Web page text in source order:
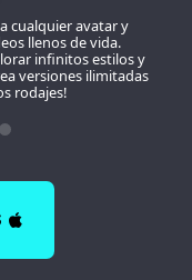
cualquier avatar y
llenos de vida.
infinitos estilos y
versiones ilimitadas
rodajes!